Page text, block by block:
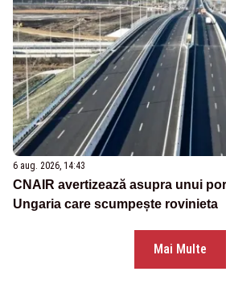
6 aug. 2026, 14:43
CNAIR avertizează asupra unui
Ungaria care scumpește rovinieta
Mai Multe